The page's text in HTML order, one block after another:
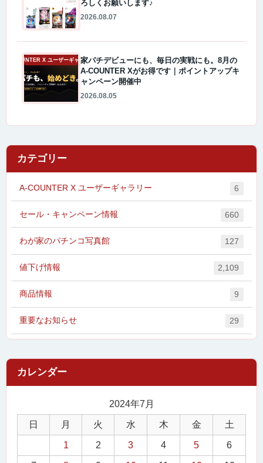
ろしくお願いします♪
2026.08.07
A-COUNTER X ユーザーギャラリー家パチデビューにも、毎日の実戦にも。8月の
A-COUNTER Xがお得です｜ポイントアップキ
ャンペーン開催中
2026.08.05
カテゴリー
A-COUNTER X ユーザーギャラリー 6
セール・キャンペーン情報 660
わが家のパチンコ写真館 127
値下げ情報 2,109
商品情報 9
重要なお知らせ 29
2024年7月
日 月 火 水 木 金 土
1 2 3 4 5 6